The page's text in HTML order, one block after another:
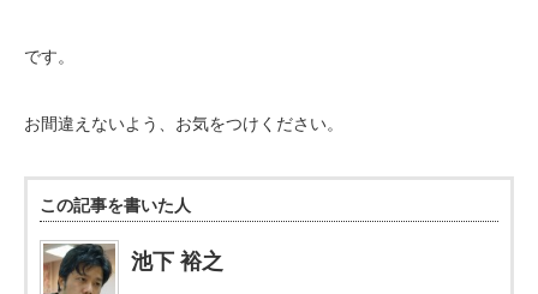
です。
お間違えないよう、お気をつけください。
この記事を書いた人
池下 裕之